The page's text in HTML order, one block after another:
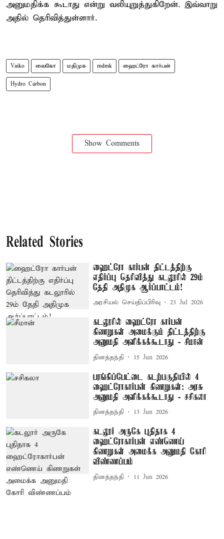
அனுமதிக்க கூடாது என்று வலியுறுத்துகிறேன். இவ்வாறு
அதில் தெரிவித்துள்ளார்.
Vaiko வைகோ மதிமுக mdmk ஹைட்ரோ கார்பன்
Hydro Carbon
Show Comments
Related Stories
ஹைட்ரோ கார்பன் திட்டத்திற்கு
எதிர்ப்பு தெரிவித்து கடலூரில் 29ம்
தேதி அதிமுக ஆர்ப்பாட்டம்!
அரசியல் செய்திப்பிரிவு 23 Jul 2026
கடலூரில் ஹைட்ரோ கார்பன்
கிணறுகள் அமைக்கும் திட்டத்திற்கு
அனுமதி அளிக்கக்கூடாது - சீமான்
தினத்தந்தி 15 Jun 2026
பரங்கிப்பேட்டை கடற்பகுதியில் 4
ஹைட்ரோகார்பன் கிணறுகள்: அரசு
அனுமதி அளிக்கக்கூடாது - சசிகலா
தினத்தந்தி 13 Jun 2026
கடலூர் அருகே புதிதாக 4
ஹைட்ரோகார்பன் எண்ணெய்
கிணறுகள் அமைக்க அனுமதி கோரி
விண்ணப்பம்
தினத்தந்தி 11 Jun 2026